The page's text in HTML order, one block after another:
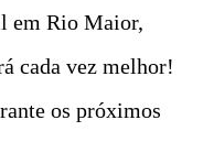
em Rio Maior,
cada vez melhor!
os próximos